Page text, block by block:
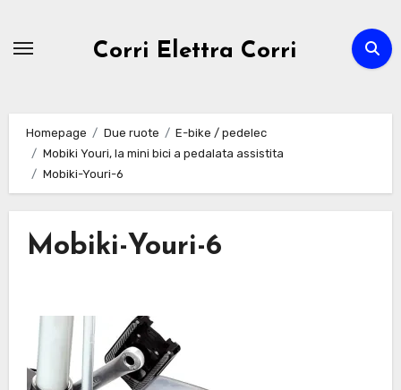
Corri Elettra Corri
Homepage Due ruote
E-bike / pedelec
Mobiki Youri, la mini bici a pedalata assistita
Mobiki-Youri-6
Mobiki-Youri-6